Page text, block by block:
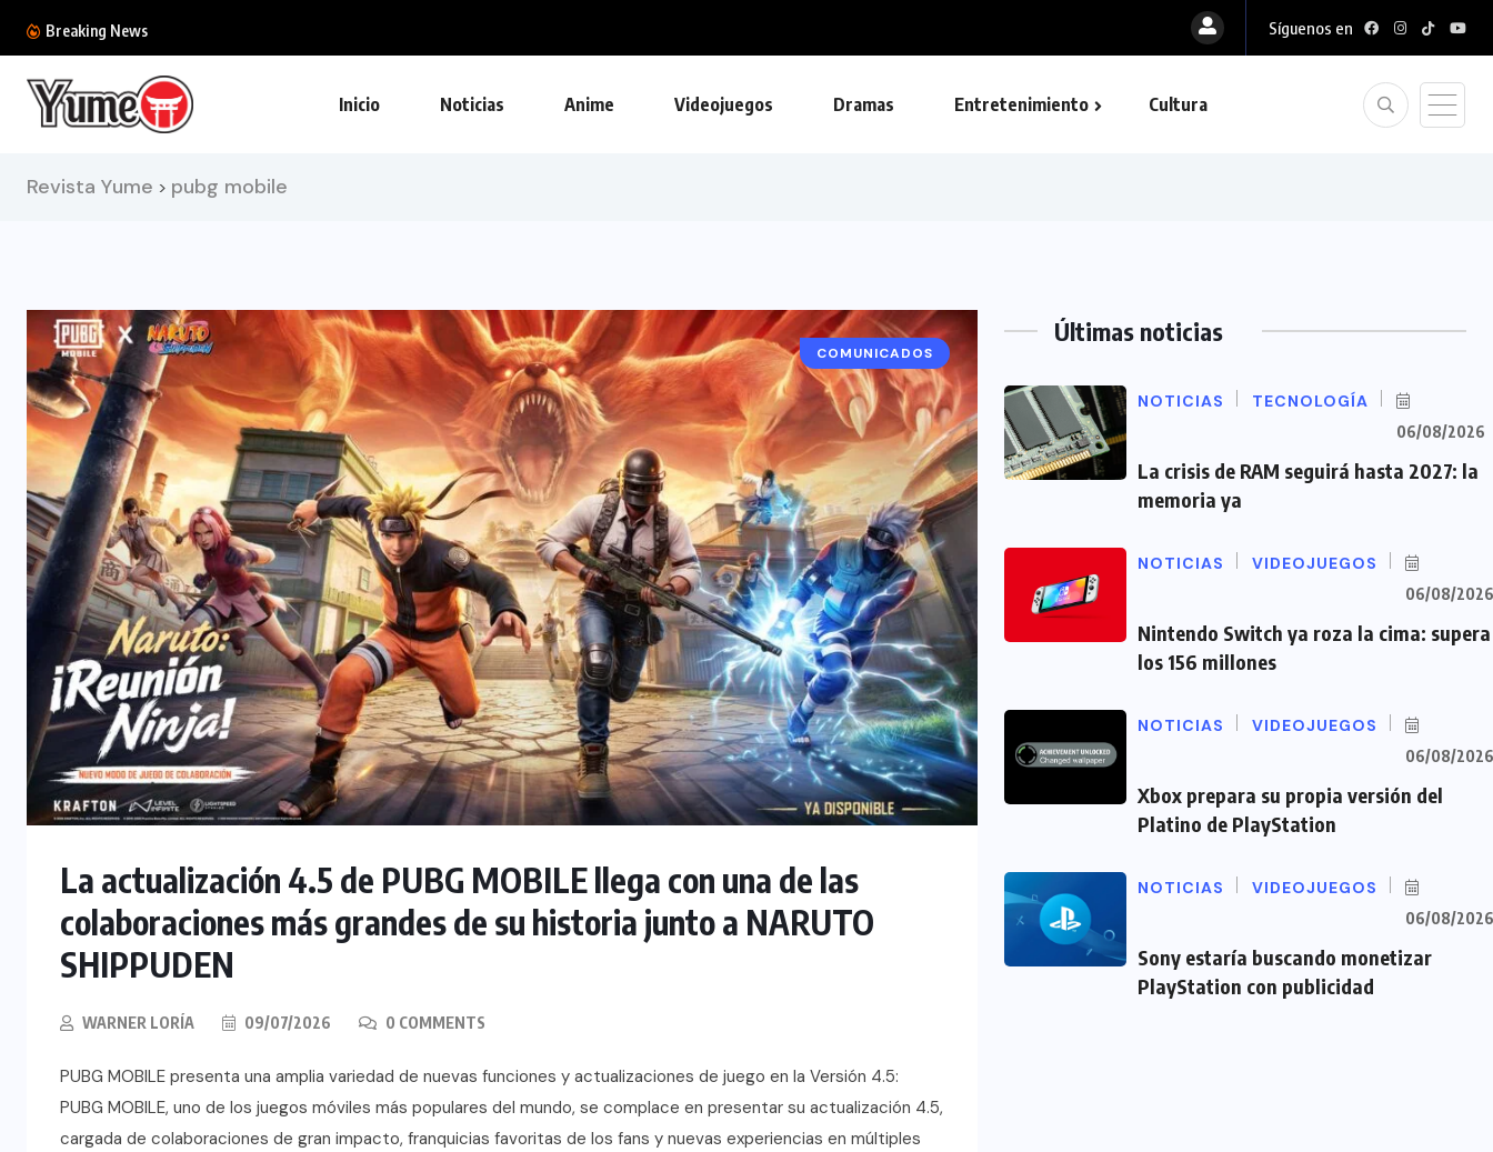
Breaking News Síguenos en
Inicio Noticias Anime Videojuegos Dramas Entretenimiento Cultura
Revista Yume > pubg mobile
COMUNICADOS
La actualización 4.5 de PUBG MOBILE llega con una de las
colaboraciones más grandes de su historia junto a NARUTO
SHIPPUDEN
WARNER LORÍA 09/07/2026 0 COMMENTS
PUBG MOBILE presenta una amplia variedad de nuevas funciones y actualizaciones de juego en la Versión 4.5:
PUBG MOBILE, uno de los juegos móviles más populares del mundo, se complace en presentar su actualización 4.5,
cargada de colaboraciones de gran impacto, franquicias favoritas de los fans y nuevas experiencias en múltiples
Últimas noticias
NOTICIAS TECNOLOGÍA
06/08/2026
La crisis de RAM seguirá hasta 2027: la
memoria ya
NOTICIAS VIDEOJUEGOS
06/08/2026
Nintendo Switch ya roza la cima: supera
los 156 millones
NOTICIAS VIDEOJUEGOS
06/08/2026
Xbox prepara su propia versión del
Platino de PlayStation
NOTICIAS VIDEOJUEGOS
06/08/2026
Sony estaría buscando monetizar
PlayStation con publicidad